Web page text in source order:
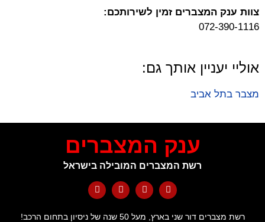
צוות ענק המצברים זמין לשירותכם:
072-390-1116
אוליי יעניין אותך גם:
מצבר בתל אביב
ענק המצברים
רשת המצברים המובילה בישראל
רשת מצברים דור שני בארץ, מעל 50 שנה של ניסיון בתחום הרכב!